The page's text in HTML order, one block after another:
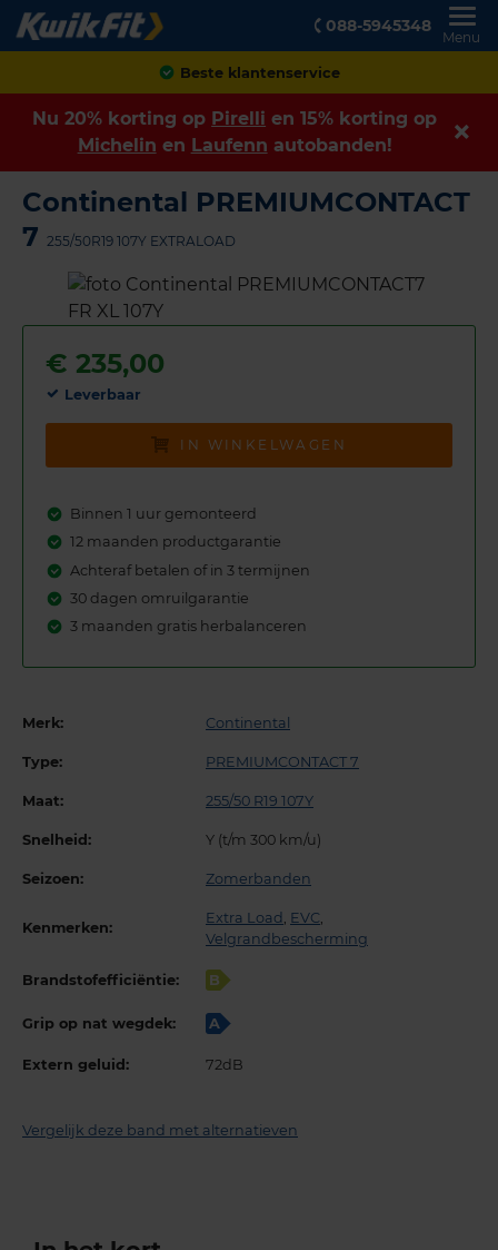
088-5945348
Menu
Achteraf betalen
Nu 20% korting op Pirelli en 15% korting op
Michelin en Laufenn autobanden!
Continental PREMIUMCONTACT
7 255/50R19 107Y EXTRALOAD
€ 235,00
Leverbaar
IN WINKELWAGEN
Binnen 1 uur gemonteerd
12 maanden productgarantie
Achteraf betalen of in 3 termijnen
30 dagen omruilgarantie
3 maanden gratis herbalanceren
Merk: Continental
Type: PREMIUMCONTACT 7
Maat: 255/50 R19 107Y
Snelheid: Y (t/m 300 km/u)
Seizoen: Zomerbanden
Kenmerken:
Extra Load EVC
Velgrandbescherming
Brandstofefficiëntie: B
Grip op nat wegdek: A
Extern geluid: 72dB
Vergelijk deze band met alternatieven